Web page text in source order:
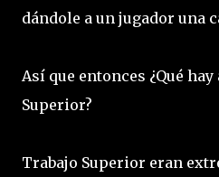
dándole a un jugador una
Así que entonces ¿Qué
Superior?
Trabajo Superior eran